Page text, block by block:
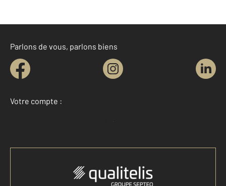
Parlons de vous, parlons biens
Votre compte :
Accéder à mon compte